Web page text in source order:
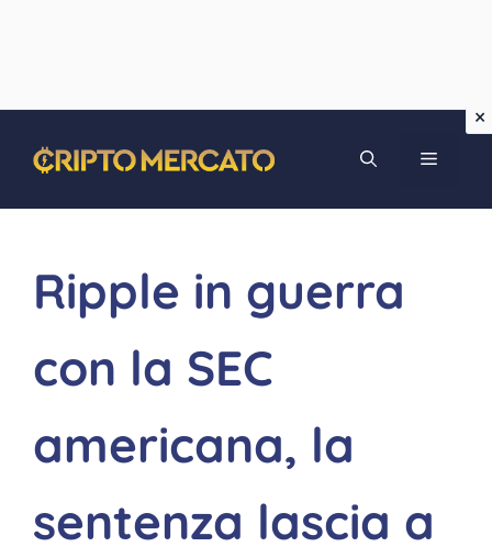
contenuto
MENU
Ripple in guerra
con la SEC
americana, la
sentenza lascia a